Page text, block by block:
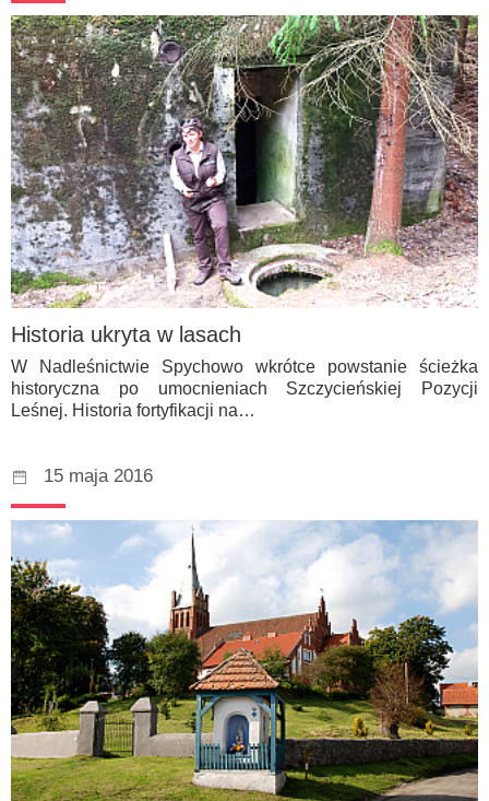
Historia ukryta w lasach
W Nadleśnictwie Spychowo wkrótce powstanie ścieżka
historyczna po umocnieniach Szczycieńskiej Pozycji
Leśnej. Historia fortyfikacji na…
15 maja 2016